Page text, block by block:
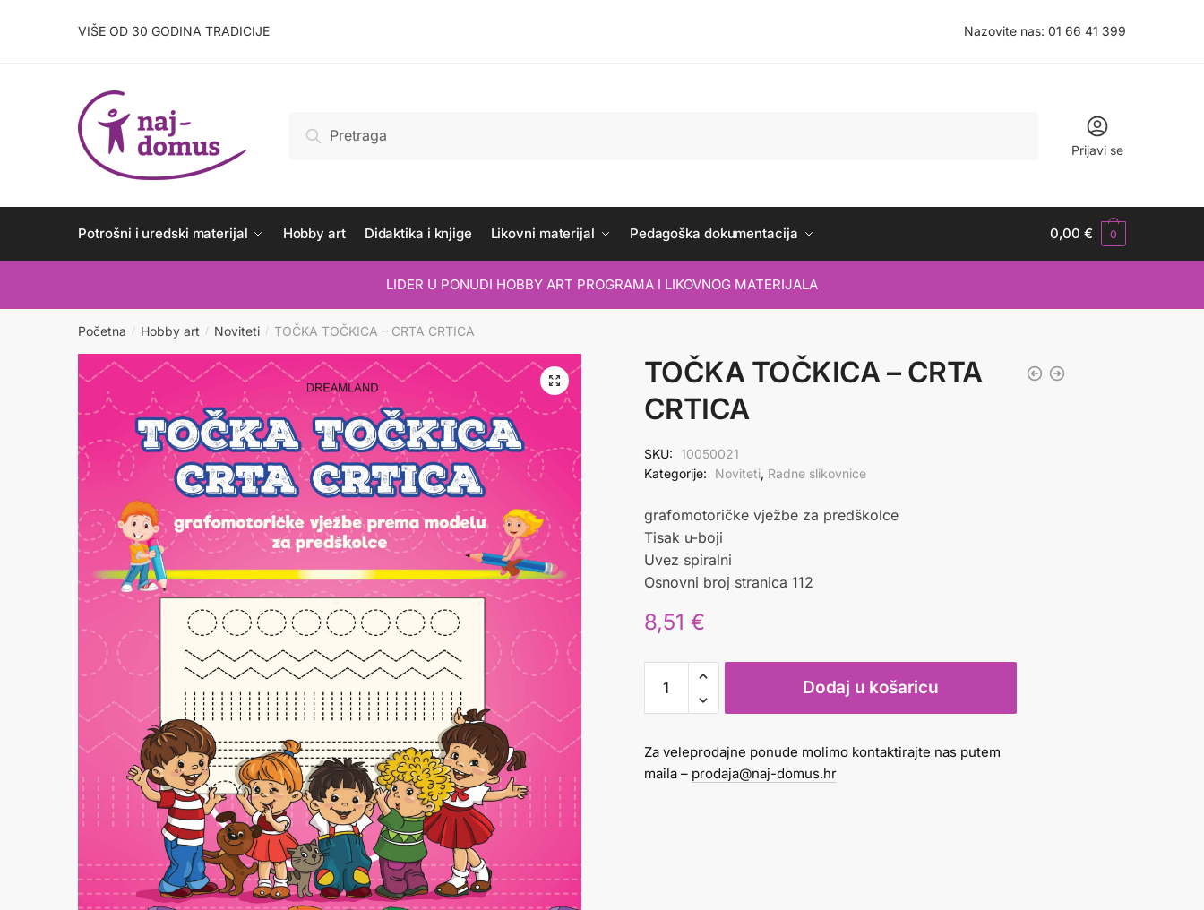
VIŠE OD 30 GODINA TRADICIJE Nazovite nas: 01 66 41 399
Pretraži
Prijavi se
Potrošni i uredski materijal Hobby art Didaktika i knjige Likovni materijal Pedagoška dokumentacija 0,00€ 0
LIDER U PONUDI HOBBY ART PROGRAMA I LIKOVNOG MATERIJALA
Početna / Hobby art / Noviteti / TOČKA TOČKICA – CRTA CRTICA
TOČKA TOČKICA – CRTA
CRTICA
SKU: 10050021
Kategorije:
Noviteti, Radne slikovnice
grafomotoričke vježbe za predškolce
Tisak u-boji
Uvez spiralni
Osnovni broj stranica 112
8,51 €
TOČKICA
-
CRTICA
količina
Dodaj u košaricu
Za veleprodajne ponude molimo kontaktirajte nas putem
maila – prodaja@naj-domus.hr